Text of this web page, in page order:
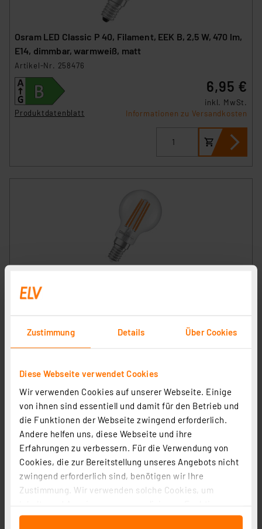
Zustimmung Details Über Cookies
Diese Webseite verwendet Cookies
Wir verwenden Cookies auf unserer Webseite. Einige
von ihnen sind essentiell und damit für den Betrieb und
die Funktionen der Webseite zwingend erforderlich.
Andere helfen uns, diese Webseite und ihre
Erfahrungen zu verbessern. Für die Verwendung von
Cookies, die zur Bereitstellung unseres Angebots nicht
zwingend erforderlich sind, benötigen wir Ihre
Zustimmung. Wir verwenden solche Cookies, um
für soziale Medien anbieten zu können und die Zugriffe
Osram LED Classic P 40, Filament, EEK B, 2,5 W, 470 lm,
E14, dimmbar, warmweiß, matt
Artikel-Nr. 258476
Produktdatenblatt
6,95 €
inkl. MwSt.
Informationen zu Versandkosten
E14, warmweiß, klar
6,95 €